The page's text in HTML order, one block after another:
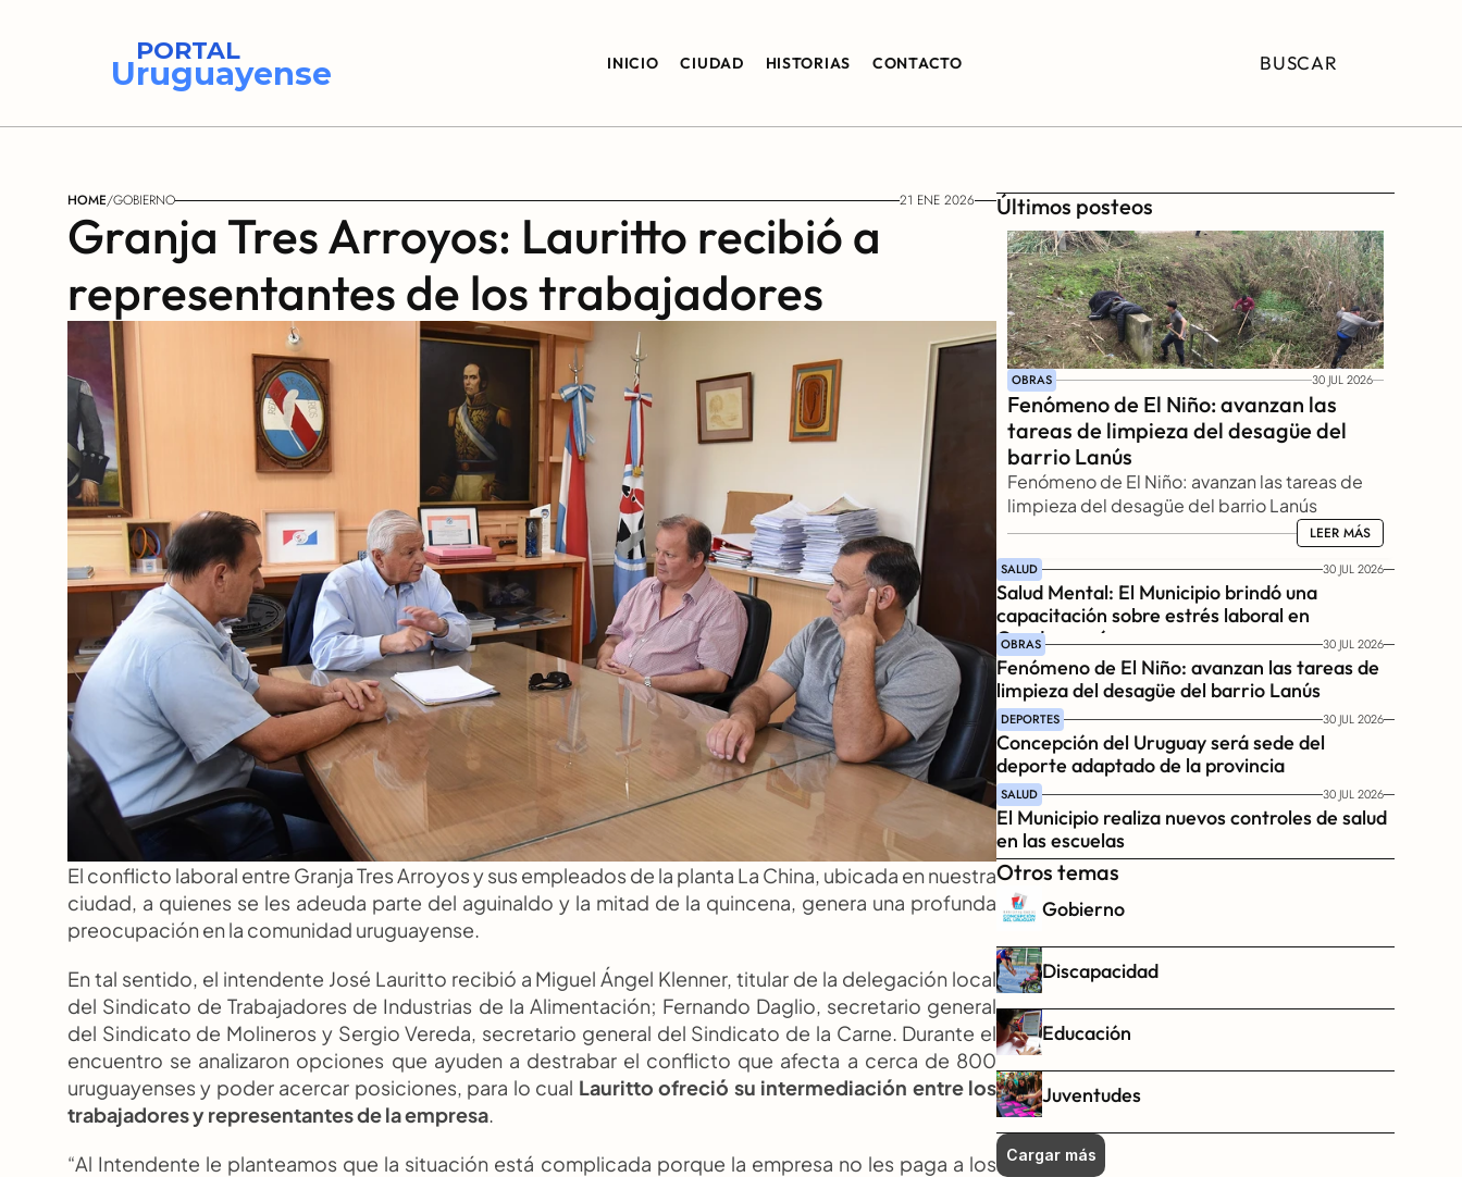
PORTAL
Uruguayense INICIO CIUDAD HISTORIAS CONTACTO BUSCAR
HOME/GOBIERNO 21 ENE 2026
Granja Tres Arroyos: Lauritto recibió a
representantes de los trabajadores
El conflicto laboral entre Granja Tres Arroyos y sus empleados de la planta La China, ubicada en nuestra
ciudad, a quienes se les adeuda parte del aguinaldo y la mitad de la quincena, genera una profunda
preocupación en la comunidad uruguayense.
En tal sentido, el intendente José Lauritto recibió a Miguel Ángel Klenner, titular de la delegación local
del Sindicato de Trabajadores de Industrias de la Alimentación; Fernando Daglio, secretario general
del Sindicato de Molineros y Sergio Vereda, secretario general del Sindicato de la Carne. Durante el
encuentro se analizaron opciones que ayuden a destrabar el conflicto que afecta a cerca de 800
uruguayenses y poder acercar posiciones, para lo cual Lauritto ofreció su intermediación entre los
trabajadores y representantes de la empresa.
“Al Intendente le planteamos que la situación está complicada porque la empresa no les paga a los
Últimos posteos
OBRAS 30 JUL 2026
Fenómeno de El Niño: avanzan las
tareas de limpieza del desagüe del
barrio Lanús
Fenómeno de El Niño: avanzan las tareas de
limpieza del desagüe del barrio Lanús
LEER MÁS
LEER MÁS
SALUD 30 JUL 2026
Salud Mental: El Municipio brindó una
capacitación sobre estrés laboral en
Gendarmería
OBRAS 30 JUL 2026
Fenómeno de El Niño: avanzan las tareas de
limpieza del desagüe del barrio Lanús
DEPORTES 30 JUL 2026
Concepción del Uruguay será sede del
deporte adaptado de la provincia
SALUD 30 JUL 2026
El Municipio realiza nuevos controles de salud
en las escuelas
Otros temas
Gobierno
Discapacidad
Educación
Juventudes
Cargar más